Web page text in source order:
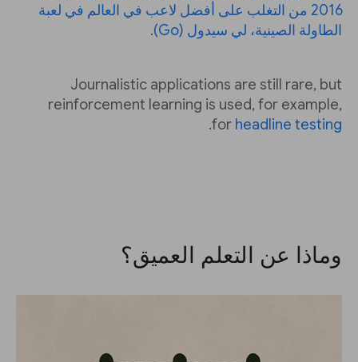
2016 من التغلب على أفضل لاعب في العالم في لعبة
الطاولة الصينية، لي سيدول (Go).
Journalistic applications are still rare, but
reinforcement learning is used, for example,
for headline testing
.
وماذا عن التعلم العميق؟